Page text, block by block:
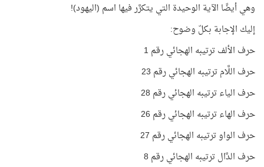
وهي أيضًا الآية الوحيدة التي يتكرَّر فيها اسم (اليهود)!
إليك الإجابة بكلّ وضوح:
حرف الألف ترتيبه الهجائي رقم 1
حرف اللَّام ترتيبه الهجائي رقم 23
حرف الياء ترتيبه الهجائي رقم 28
حرف الهاء ترتيبه الهجائي رقم 26
حرف الواو ترتيبه الهجائي رقم 27
حرف الدَّال ترتيبه الهجائي رقم 8